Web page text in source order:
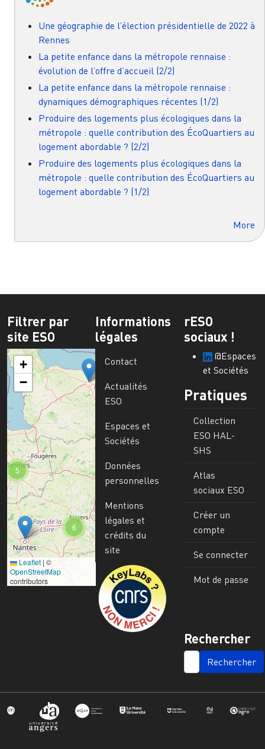
Une géographie de l’élection présidentielle de 2022 à
Rennes
La petite enfance dans la métropole rennaise :
évolution de l’offre d’accueil (2/2)
La petite enfance dans la métropole rennaise :
dynamiques démographiques récentes (1/2)
Produire des logements plus écologiques dans la
métropole : quelle contribution des ÉcoQuartiers au
logement abordable ? (2/2)
Produire des logements plus écologiques dans la
métropole : quelle contribution des ÉcoQuartiers au
logement abordable ? (1/2)
More
Filtrer par
site ESO
6
5
+
−
Leaflet | ©
OpenStreetMap
contributors
Informations
légales
Contact
Actualités
ESO
Espaces et
Sociétés
Données
personnelles
Mentions
légales et
crédits du
site
Image
rESO
sociaux !
@Espaces
et Sociétés
Pratiques
Collection
ESO HAL-
SHS
Atlas
sociaux ESO
Créer un
compte
Se connecter
Mot de passe
Rechercher
SEARCH